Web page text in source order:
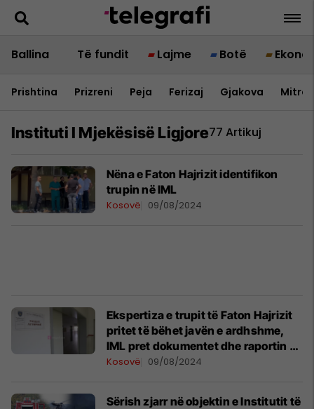
Ballina Të fundit Lajme Botë
Prishtina Prizreni Peja Ferizaj Gjakova
Instituti I Mjekësisë Ligjore77 Artikuj
Nëna e Faton Hajrizit identifikon
trupin në IML
Kosovë 09/08/2024
Ekspertiza e trupit të Faton Hajrizit
pritet të bëhet javën e ardhshme,
IML pret dokumentet dhe raportin e
autopsisë nga Serbia
Kosovë 09/08/2024
Sërish zjarr në objektin e Institutit të